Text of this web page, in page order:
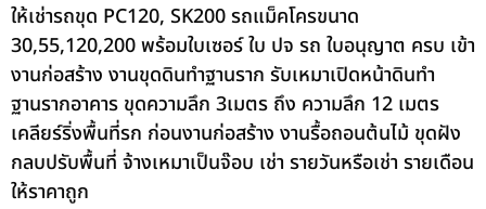
ให้เช่ารถขุด PC120, SK200 รถแม็คโครขนาด
30,55,120,200 พร้อมใบเซอร์ ใบ ปจ รถ ใบอนุญาต ครบ เข้า
งานก่อสร้าง งานขุดดินทำฐานราก รับเหมาเปิดหน้าดินทำ
ฐานรากอาคาร ขุดความลึก 3เมตร ถึง ความลึก 12 เมตร
เคลียร์ริ่งพื้นที่รก ก่อนงานก่อสร้าง งานรื้อถอนต้นไม้ ขุดฝัง
กลบปรับพื้นที่ จ้างเหมาเป็นจ๊อบ เช่า รายวันหรือเช่า รายเดือน
ให้ราคาถูก